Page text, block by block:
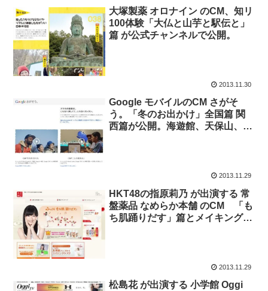
大塚製薬 オロナイン のCM、知リ
100体験「大仏と山芋と駅伝と」
篇 が公式チャンネルで公開。
2013.11.30
Google モバイルのCM さがそ
う。「冬のお出かけ」全国篇 関
西篇が公開。海遊館、天保山、日
2013.11.29
HKT48の指原莉乃 が出演する 常
盤薬品 なめらか本舗 のCM 「も
ち肌踊りだす」篇とメイキング映
2013.11.29
松島花 が出演する 小学館 Oggi